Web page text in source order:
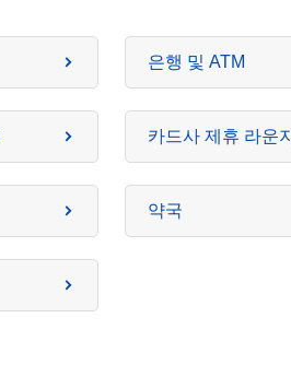
은행 및 ATM
카드사 제휴 라운지
약국